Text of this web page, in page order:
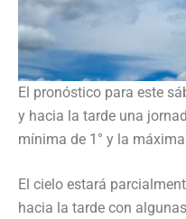
El pronóstico para este
y hacia la tarde una
mínima de 1° y la
El cielo estará
hacia la tarde con